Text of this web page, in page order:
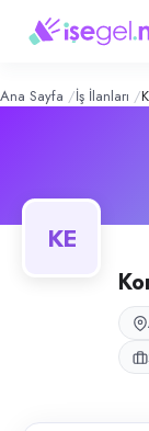
Konum:
Komagene Eryaman
Tezgahtar (Çiğ
Ana Sayfa İş İlanları
KE